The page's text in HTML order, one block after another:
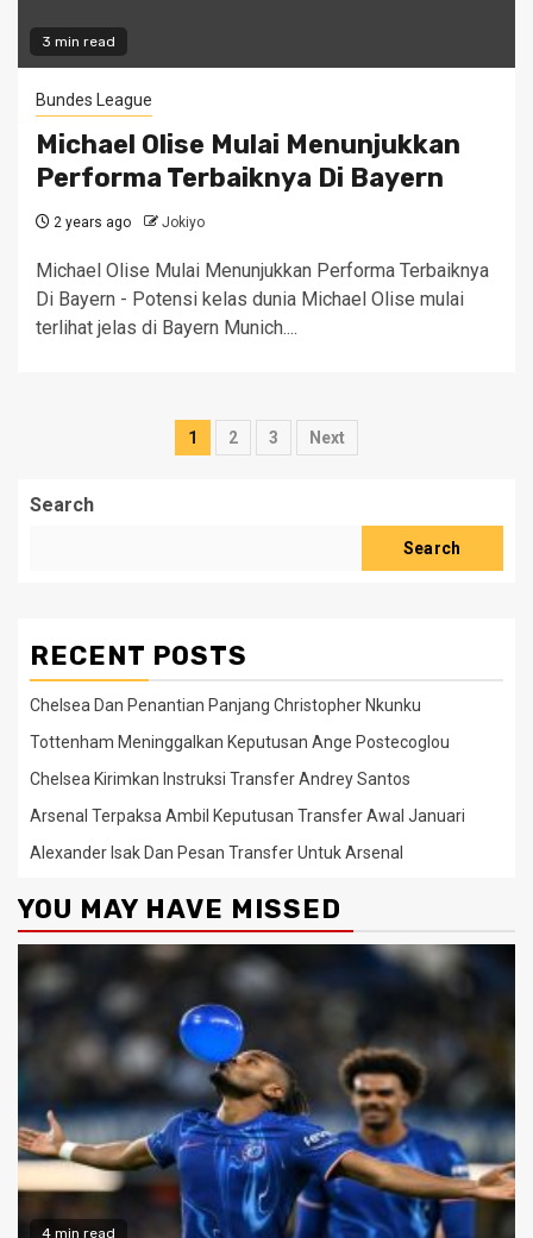
3 min read
Bundes League
Michael Olise Mulai Menunjukkan
Performa Terbaiknya Di Bayern
2 years ago Jokiyo
Michael Olise Mulai Menunjukkan Performa Terbaiknya
Di Bayern - Potensi kelas dunia Michael Olise mulai
terlihat jelas di Bayern Munich....
Posts
1 2 3 Next
Search
Search
RECENT POSTS
Chelsea Dan Penantian Panjang Christopher Nkunku
Tottenham Meninggalkan Keputusan Ange Postecoglou
Chelsea Kirimkan Instruksi Transfer Andrey Santos
Arsenal Terpaksa Ambil Keputusan Transfer Awal Januari
Alexander Isak Dan Pesan Transfer Untuk Arsenal
YOU MAY HAVE MISSED
4 min read